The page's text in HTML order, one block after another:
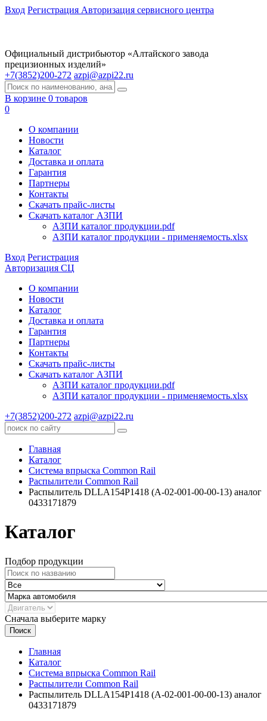
Вход Регистрация Авторизация сервисного центра
Официальный дистрибьютор «Алтайского завода
прецизионных изделий»
+7(3852)200-272 azpi@azpi22.ru
В корзине 0 товаров
0
О компании
Новости
Каталог
Доставка и оплата
Гарантия
Партнеры
Контакты
Скачать прайс-листы
Скачать каталог АЗПИ
АЗПИ каталог продукции.pdf
АЗПИ каталог продукции - применяемость.xlsx
Вход Регистрация
Авторизация СЦ
О компании
Новости
Каталог
Доставка и оплата
Гарантия
Партнеры
Контакты
Скачать прайс-листы
Скачать каталог АЗПИ
АЗПИ каталог продукции.pdf
АЗПИ каталог продукции - применяемость.xlsx
+7(3852)200-272 azpi@azpi22.ru
Главная
Каталог
Система впрыска Common Rail
Распылители Common Rail
Распылитель DLLA154P1418 (А‑02‑001‑00‑00‑13) аналог
0433171879
Каталог
Подбор продукции
Сначала выберите марку
Поиск
Главная
Каталог
Система впрыска Common Rail
Распылители Common Rail
Распылитель DLLA154P1418 (А‑02‑001‑00‑00‑13) аналог
0433171879